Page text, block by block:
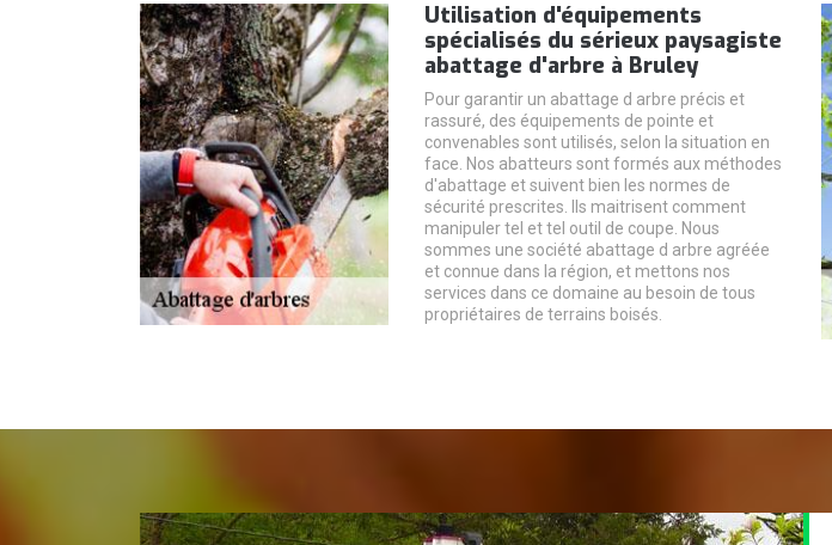
Utilisation d'équipements
spécialisés du sérieux paysagiste
abattage d'arbre à Bruley
Pour garantir un abattage d arbre précis et
rassuré, des équipements de pointe et
convenables sont utilisés, selon la situation en
face. Nos abatteurs sont formés aux méthodes
d'abattage et suivent bien les normes de
sécurité prescrites. Ils maitrisent comment
manipuler tel et tel outil de coupe. Nous
sommes une société abattage d arbre agréée
et connue dans la région, et mettons nos
services dans ce domaine au besoin de tous
propriétaires de terrains boisés.